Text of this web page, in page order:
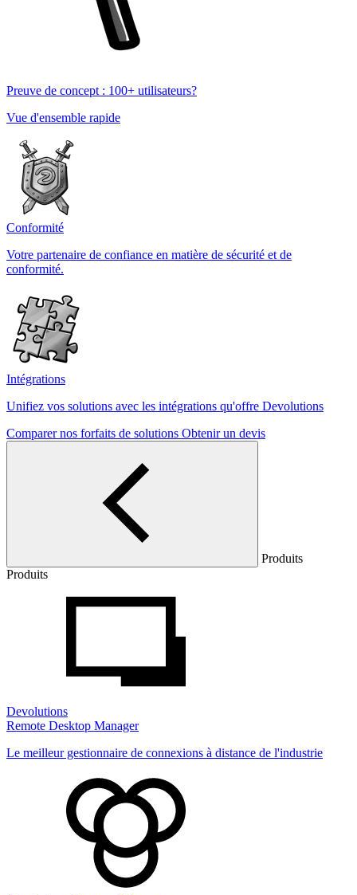
Preuve de concept : 100+ utilisateurs?
Vue d'ensemble rapide
Conformité
Votre partenaire de confiance en matière de sécurité et de
conformité.
Intégrations
Unifiez vos solutions avec les intégrations qu'offre Devolutions
Comparer nos forfaits de solutions Obtenir un devis
Produits
Produits
Devolutions
Remote Desktop Manager
Le meilleur gestionnaire de connexions à distance de l'industrie